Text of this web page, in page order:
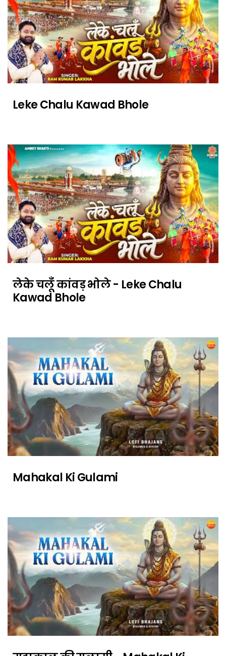
Leke Chalu Kawad Bhole
लेके चलूँ कांवड़ भोले - Leke Chalu
Kawad Bhole
Mahakal Ki Gulami